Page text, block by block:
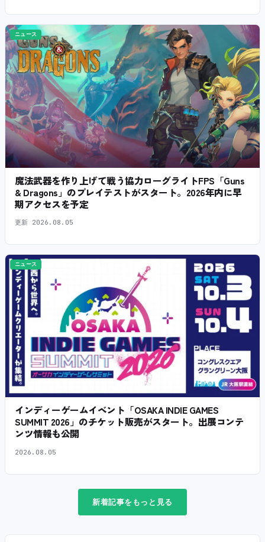
ニュース
魔法武器を作り上げて戦う協力ローグライトFPS「Guns
& Dragons」のプレイテストがスタート。2026年内に早
期アクセスを予定
更新 2026.08.05
ニュース
インディーゲームイベント「OSAKA INDIE GAMES
SUMMIT 2026」のチケット販売がスタート。出展コンテ
ンツ情報も公開
2026.08.05
新着記事をもっと見る